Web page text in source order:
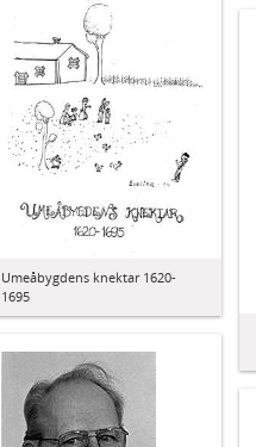
Umeåbygdens knektar 1620-
1695